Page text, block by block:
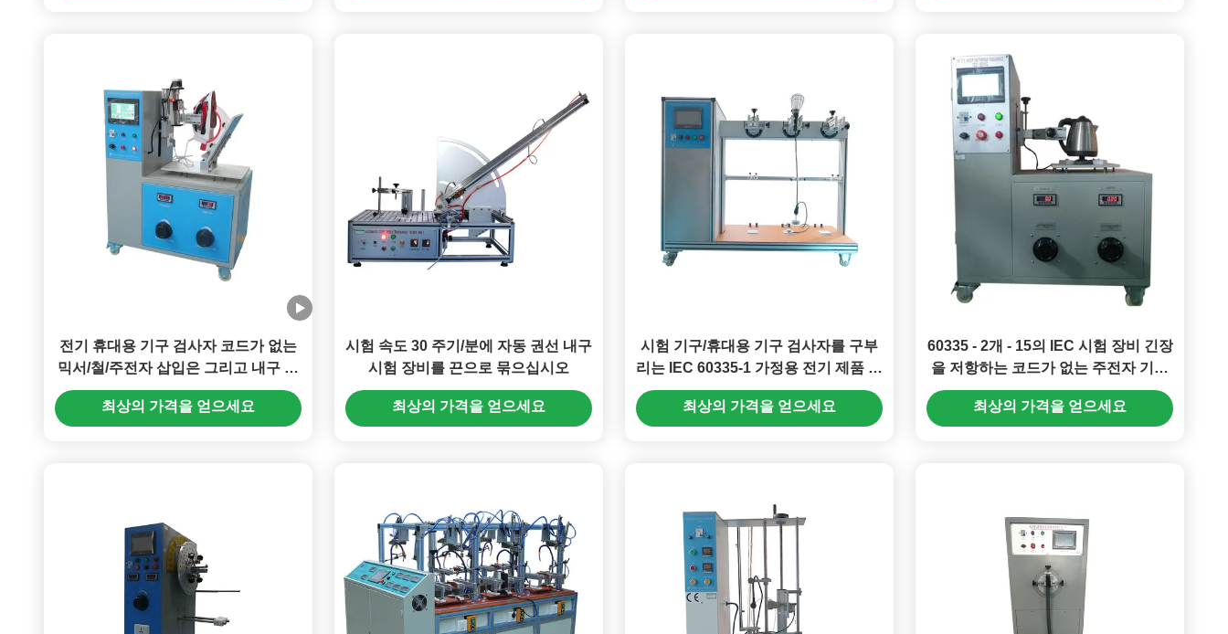
전기 휴대용 기구 검사자 코드가 없는
믹서/철/주전자 삽입은 그리고 내구 시
험을 철회합니다
최상의 가격을 얻으세요
시험 속도 30 주기/분에 자동 권선 내구
시험 장비를 끈으로 묶으십시오
최상의 가격을 얻으세요
시험 기구/휴대용 기구 검사자를 구부
리는 IEC 60335-1 가정용 전기 제품 공
급 코드
최상의 가격을 얻으세요
60335 - 2개 - 15의 IEC 시험 장비 긴장
을 저항하는 코드가 없는 주전자 기구
연결기
최상의 가격을 얻으세요